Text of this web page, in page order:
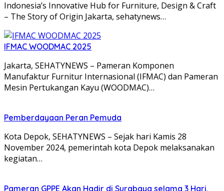
Indonesia’s Innovative Hub for Furniture, Design & Craft
– The Story of Origin Jakarta, sehatynews…
IFMAC WOODMAC 2025
Jakarta, SEHATYNEWS – Pameran Komponen
Manufaktur Furnitur Internasional (IFMAC) dan Pameran
Mesin Pertukangan Kayu (WOODMAC)…
Pemberdayaan Peran Pemuda
Kota Depok, SEHATYNEWS – Sejak hari Kamis 28
November 2024, pemerintah kota Depok melaksanakan
kegiatan…
Pameran GPPE Akan Hadir di Surabaya selama 3 Hari,